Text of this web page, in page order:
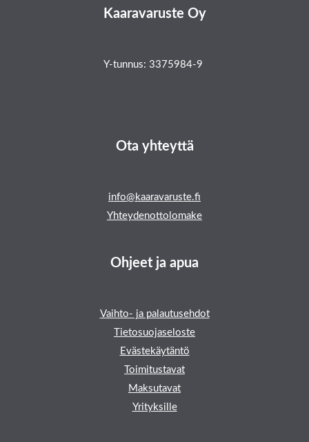
Kaaravaruste Oy
Y-tunnus: 3375984-9
Ota yhteyttä
info@kaaravaruste.fi
Yhteydenottolomake
Ohjeet ja apua
Vaihto- ja palautusehdot
Tietosuojaseloste
Evästekäytäntö
Toimitustavat
Maksutavat
Yrityksille